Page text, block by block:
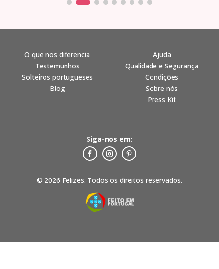
© 2026 Felizes. Todos os direitos reservados.
O que nos diferencia
Testemunhos
Solteiros portugueses
Blog
Ajuda
Qualidade e Segurança
Condições
Sobre nós
Press Kit
Siga-nos em: